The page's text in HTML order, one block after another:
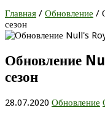
Главная / Обновление /
сезон
Обновление
сезон
28.07.2020 Обновление